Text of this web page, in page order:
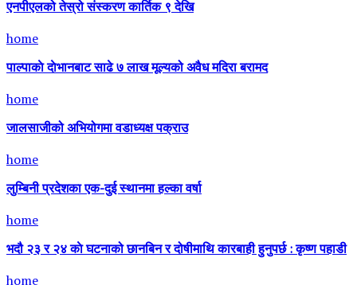
एनपीएलको तेस्रो संस्करण कार्तिक ९ देखि
home
पाल्पाकाे दाेभानबाट साढे ७ लाख मूल्यको अवैध मदिरा बरामद
home
जालसाजीको अभियोगमा वडाध्यक्ष पक्राउ
home
लुम्बिनी प्रदेशका एक-दुई स्थानमा हल्का वर्षा
home
भदौ २३ र २४ काे घटनाको छानबिन र दोषीमाथि कारबाही हुनुपर्छ : कृष्ण पहाडी
home